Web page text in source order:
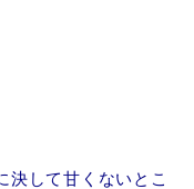
して甘くないとこ